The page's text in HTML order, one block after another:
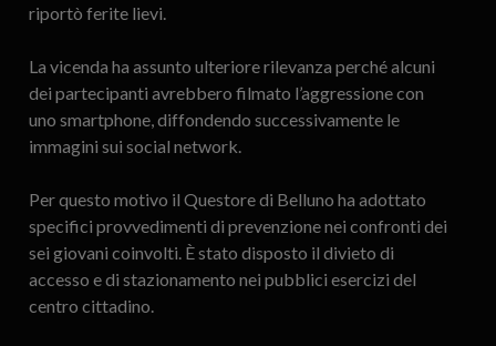
riportò ferite lievi.
La vicenda ha assunto ulteriore rilevanza perché alcuni
dei partecipanti avrebbero filmato l’aggressione con
uno smartphone, diffondendo successivamente le
immagini sui social network.
Per questo motivo il Questore di Belluno ha adottato
specifici provvedimenti di prevenzione nei confronti dei
sei giovani coinvolti. È stato disposto il divieto di
accesso e di stazionamento nei pubblici esercizi del
centro cittadino.